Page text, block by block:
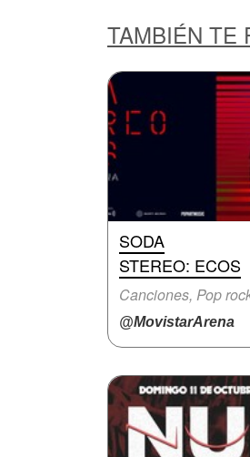
TAMBIÉN TE
SODA
STEREO: ECOS
Canciones, Pop
@MovistarArena